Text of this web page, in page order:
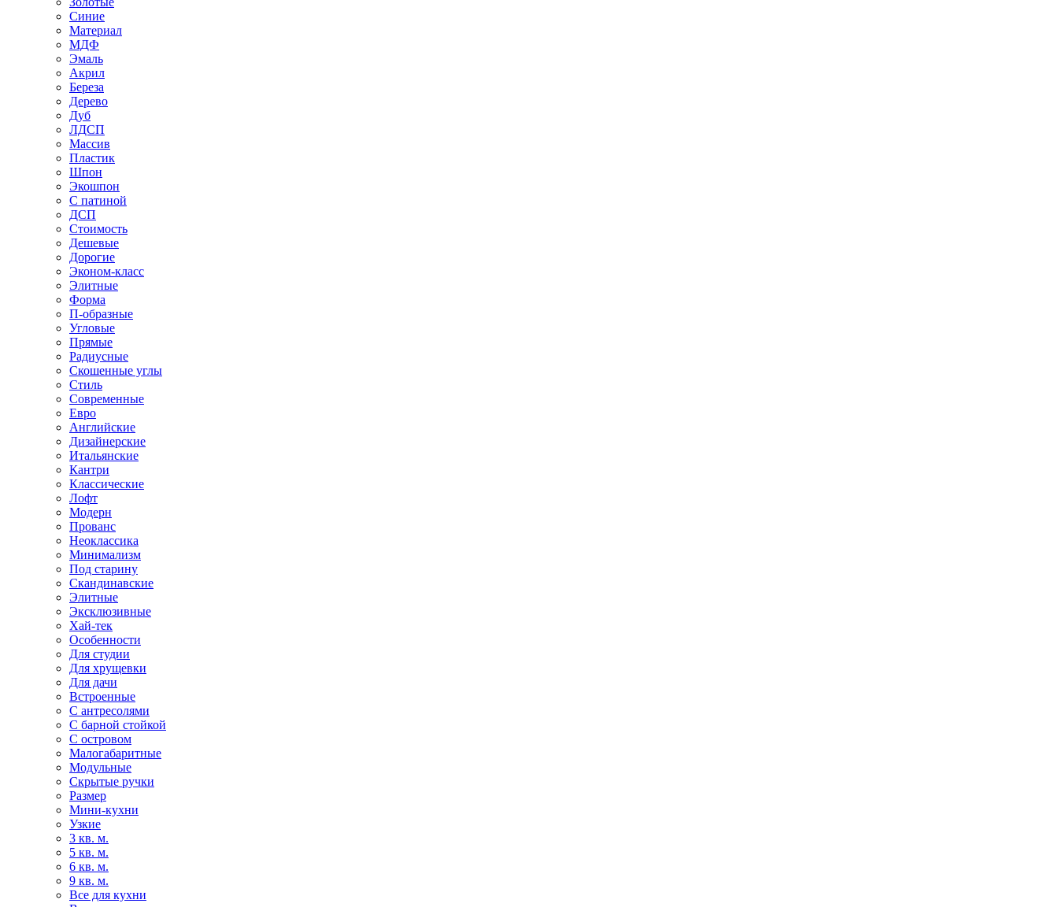
Синие
Материал
МДФ
Эмаль
Акрил
Береза
Дерево
Дуб
ЛДСП
Массив
Пластик
Шпон
Экошпон
С патиной
ДСП
Стоимость
Дешевые
Дорогие
Эконом-класс
Элитные
Форма
П-образные
Угловые
Прямые
Радиусные
Скошенные углы
Стиль
Современные
Евро
Английские
Дизайнерские
Итальянские
Кантри
Классические
Лофт
Модерн
Прованс
Неоклассика
Минимализм
Под старину
Скандинавские
Элитные
Эксклюзивные
Хай-тек
Особенности
Для студии
Для хрущевки
Для дачи
Встроенные
С антресолями
С барной стойкой
С островом
Малогабаритные
Модульные
Скрытые ручки
Размер
Мини-кухни
Узкие
3 кв. м.
5 кв. м.
6 кв. м.
9 кв. м.
Все для кухни